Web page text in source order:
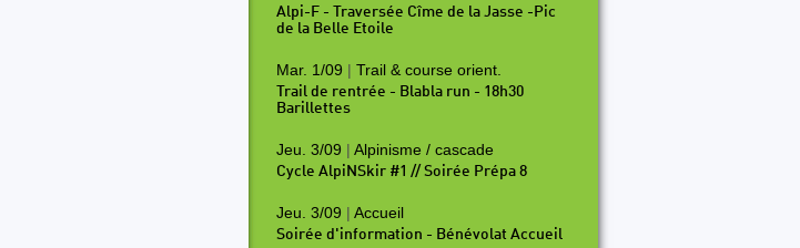
Alpi-F - Traversée Cîme de la Jasse -Pic
de la Belle Etoile
Mar. 1/09 | Trail & course orient.
Trail de rentrée - Blabla run - 18h30
Barillettes
Jeu. 3/09 | Alpinisme / cascade
Cycle AlpiNSkir #1 // Soirée Prépa 8
Jeu. 3/09 | Accueil
Soirée d'information - Bénévolat Accueil